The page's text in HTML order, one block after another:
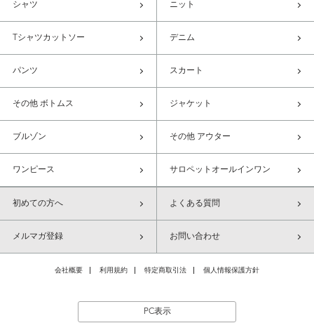
シャツ ニット
Tシャツカットソー デニム
パンツ スカート
その他 ボトムス ジャケット
ブルゾン その他 アウター
ワンピース サロペットオールインワン
初めての方へ よくある質問
メルマガ登録 お問い合わせ
会社概要 利用規約 特定商取引法 個人情報保護方針
PC表示